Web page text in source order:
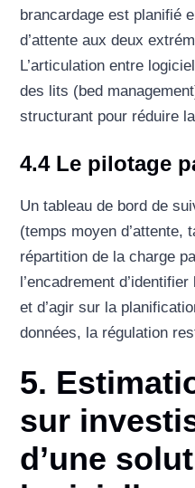
brancardage est planifié
d’attente aux deux
L’articulation entre
des lits (bed
structurant pour réduire
4.4 Le pilotage
Un tableau de bord de
(temps moyen d’attente,
répartition de la charge
l’encadrement
et d’agir sur la
données, la régulation
5.
sur
d’une